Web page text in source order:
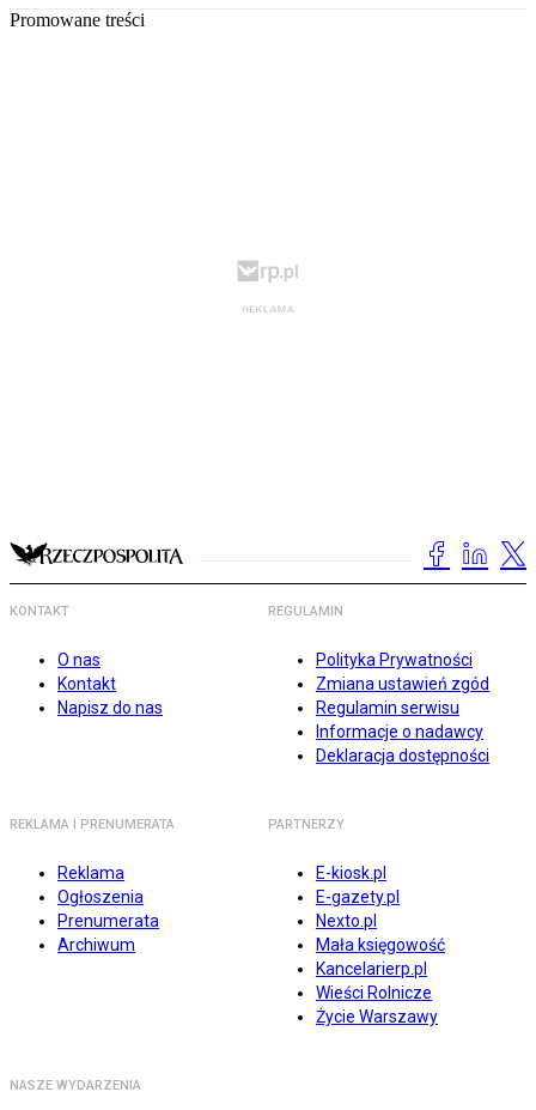
Promowane treści
KONTAKT
O nas
Kontakt
Napisz do nas
REGULAMIN
Polityka Prywatności
Zmiana ustawień zgód
Regulamin serwisu
Informacje o nadawcy
Deklaracja dostępności
REKLAMA I PRENUMERATA
Reklama
Ogłoszenia
Prenumerata
Archiwum
PARTNERZY
E-kiosk.pl
E-gazety.pl
Nexto.pl
Mała księgowość
Kancelarierp.pl
Wieści Rolnicze
Życie Warszawy
NASZE WYDARZENIA